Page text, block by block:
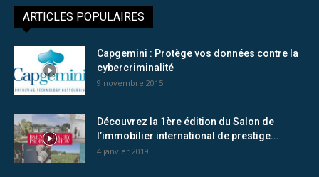
ARTICLES POPULAIRES
Capgemini : Protège vos données contre la
cybercriminalité
9 novembre 2015
Découvrez la 1ère édition du Salon de
l’immobilier international de prestige...
4 janvier 2019